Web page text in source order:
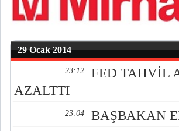
29 Ocak 2014
23:12
FED TAHVİL
AZALTTI
23:04 BAŞBAKAN